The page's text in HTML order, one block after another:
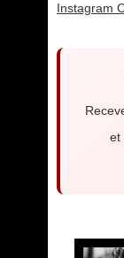
Instagram
et